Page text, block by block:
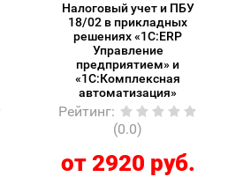
Налоговый учет и ПБУ
18/02 в прикладных
решениях «1С:ERP
Управление
предприятием» и
«1С:Комплексная
автоматизация»
Рейтинг:
(0.0)
от 2920 руб.